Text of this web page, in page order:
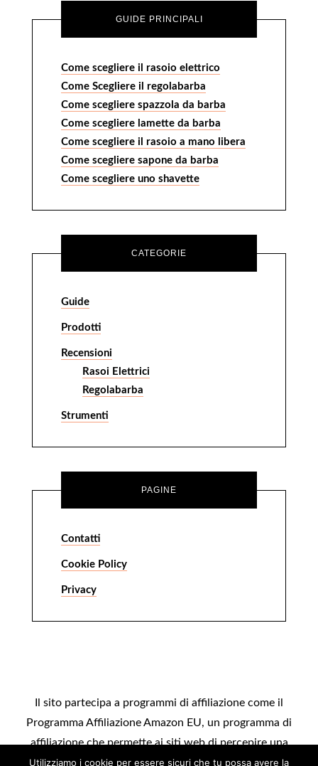
GUIDE PRINCIPALI
Come scegliere il rasoio elettrico
Come Scegliere il regolabarba
Come scegliere spazzola da barba
Come scegliere lamette da barba
Come scegliere il rasoio a mano libera
Come scegliere sapone da barba
Come scegliere uno shavette
CATEGORIE
Guide
Prodotti
Recensioni
Rasoi Elettrici
Regolabarba
Strumenti
PAGINE
Contatti
Cookie Policy
Privacy
Il sito partecipa a programmi di affiliazione come il
Programma Affiliazione Amazon EU, un programma di
affiliazione che permette ai siti web di percepire una
commissione pubblicitaria pubblicizzando e fornendo link
Utilizziamo i cookie per essere sicuri che tu possa avere la